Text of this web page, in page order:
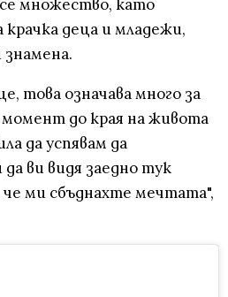
множество, като
деца и младежи,
знамена.
това означава много за
до края на живота
да успявам да
ви видя заедно тук
че ми сбъднахте мечтата",